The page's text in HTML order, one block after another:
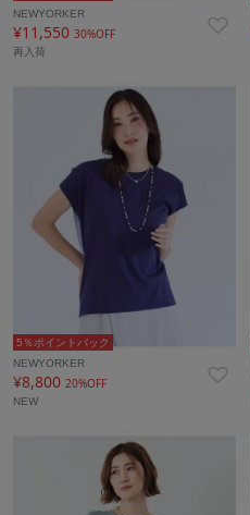
NEWYORKER
¥11,550 30%OFF
再入荷
5％ポイントバック
NEWYORKER
¥8,800 20%OFF
NEW